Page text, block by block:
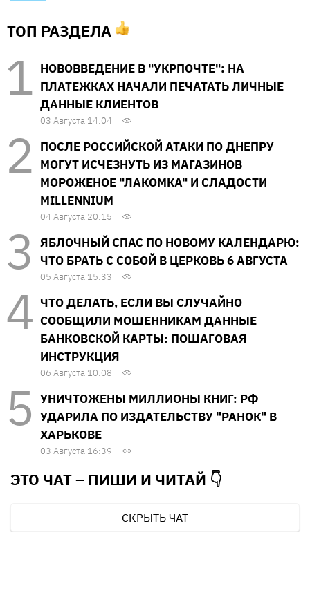
ТОП РАЗДЕЛА
НОВОВВЕДЕНИЕ В "УКРПОЧТЕ": НА
ПЛАТЕЖКАХ НАЧАЛИ ПЕЧАТАТЬ ЛИЧНЫЕ
ДАННЫЕ КЛИЕНТОВ
03 Августа 14:04
ПОСЛЕ РОССИЙСКОЙ АТАКИ ПО ДНЕПРУ
МОГУТ ИСЧЕЗНУТЬ ИЗ МАГАЗИНОВ
МОРОЖЕНОЕ "ЛАКОМКА" И СЛАДОСТИ
MILLENNIUM
04 Августа 20:15
ЯБЛОЧНЫЙ СПАС ПО НОВОМУ КАЛЕНДАРЮ:
ЧТО БРАТЬ С СОБОЙ В ЦЕРКОВЬ 6 АВГУСТА
05 Августа 15:33
ЧТО ДЕЛАТЬ, ЕСЛИ ВЫ СЛУЧАЙНО
СООБЩИЛИ МОШЕННИКАМ ДАННЫЕ
БАНКОВСКОЙ КАРТЫ: ПОШАГОВАЯ
ИНСТРУКЦИЯ
06 Августа 10:08
УНИЧТОЖЕНЫ МИЛЛИОНЫ КНИГ: РФ
УДАРИЛА ПО ИЗДАТЕЛЬСТВУ "РАНОК" В
ХАРЬКОВЕ
03 Августа 16:39
ЭТО ЧАТ – ПИШИ И ЧИТАЙ 👇
СКРЫТЬ ЧАТ